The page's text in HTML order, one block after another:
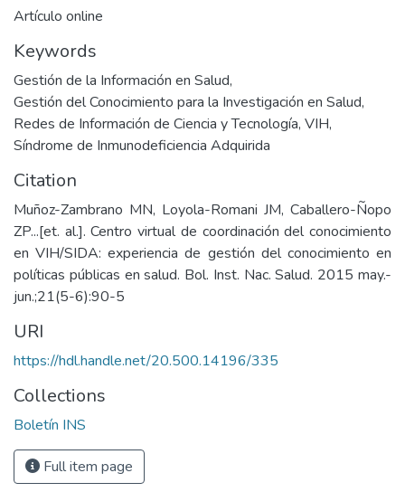
Artículo online
Keywords
Gestión de la Información en Salud,
Gestión del Conocimiento para la Investigación en Salud,
Redes de Información de Ciencia y Tecnología, VIH,
Síndrome de Inmunodeficiencia Adquirida
Citation
Muñoz-Zambrano MN, Loyola-Romani JM, Caballero-Ñopo
ZP...[et. al.]. Centro virtual de coordinación del conocimiento
en VIH/SIDA: experiencia de gestión del conocimiento en
políticas públicas en salud. Bol. Inst. Nac. Salud. 2015 may.-
jun.;21(5-6):90-5
URI
https://hdl.handle.net/20.500.14196/335
Collections
Boletín INS
Full item page